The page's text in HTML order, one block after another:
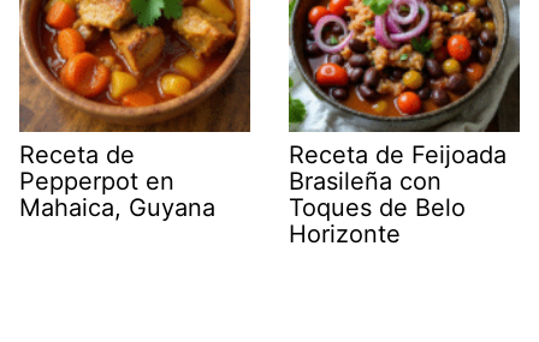
Receta de
Pepperpot en
Mahaica, Guyana
Receta de Feijoada
Brasileña con
Toques de Belo
Horizonte